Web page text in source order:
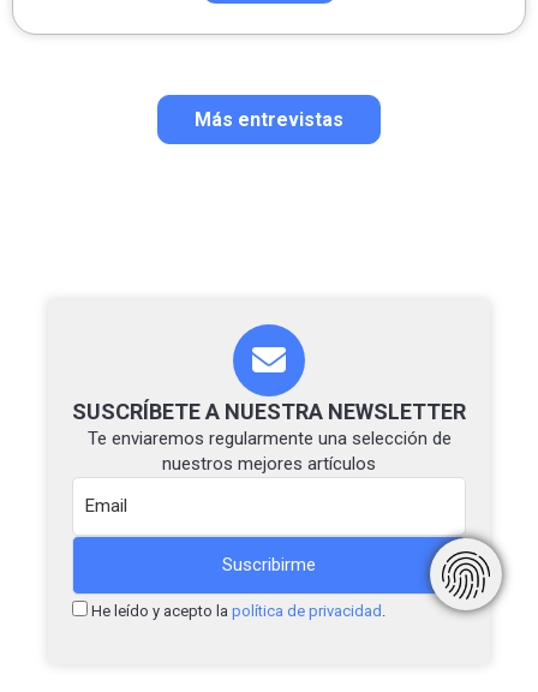
Más entrevistas
SUSCRÍBETE A NUESTRA NEWSLETTER
Te enviaremos regularmente una selección de
nuestros mejores artículos
He leído y acepto la política de privacidad